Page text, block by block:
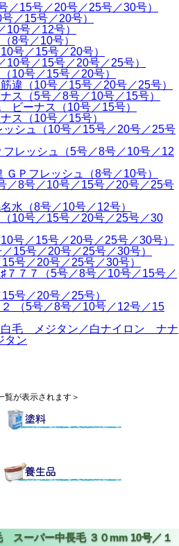
15号／20号／25号／30号）
／15号／20号）
号／12号）
8号／10号）
号／15号／20号）
号／15号／20号／25号）
10号／15号／20号）
（10号／15号／20号／25号）
（5号／8号／10号／15号）
ーナス（10号／15号）
ス（10号／15号）
シュ（10号／15号／20号／25号
レッシュ（5号／8号／10号／12
Ｐフレッシュ（8号／10号）
8号／10号／15号／20号／25号
水（8号／10号／12号）
10号／15号／20号／25号／30
号／15号／20号／25号／30号）
号／20号／25号／30号）
号／20号／25号／30号）
７７（5号／8号／10号／15号／
号／20号／25号）
（5号／8号／10号／12号／15
毛 メジタン／白ナイロン ナナ
タン
覧が表示されます＞